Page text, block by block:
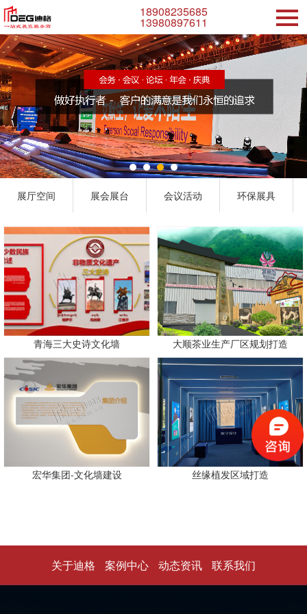
18908235685
13980897611
展厅空间 展会展台 会议活动 环保展具
青海三大史诗文化墙 大顺茶业生产厂区规划打造
宏华集团-文化墙建设 丝缘植发区域打造
关于迪格 案例中心 动态资讯 联系我们